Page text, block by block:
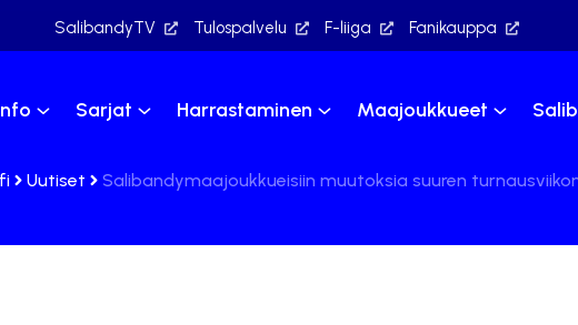
SalibandyTV Tulospalvelu F-liiga Fanikauppa
Sarjat Harrastaminen Maajoukkueet
Uutiset Salibandymaajoukkueisiin muutoksia suuren